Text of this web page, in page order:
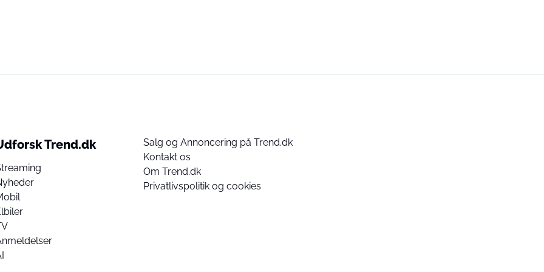
Trend.dk
Salg og Annoncering på Trend.dk
Kontakt os
Om Trend.dk
Privatlivspolitik og cookies